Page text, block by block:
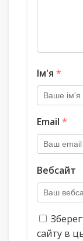
Ім'я *
Email *
Вебсайт
сайту в